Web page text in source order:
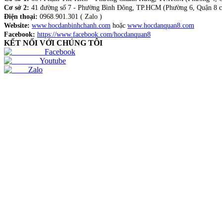
Cơ sở 2: 41 đường số 7 - Phường Bình Đông, TP.HCM (Phường 6, Quận 8
Điện thoại: 0968.901.301 ( Zalo )
Website: www.hocdanbinhchanh.com hoặc www.hocdanquan8.com
Facebook: https://www.facebook.com/hocdanquan8
KẾT NỐI VỚI CHÚNG TÔI
Facebook
Youtube
Zalo